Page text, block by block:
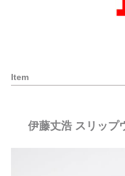
Item
伊藤丈浩 スリップ